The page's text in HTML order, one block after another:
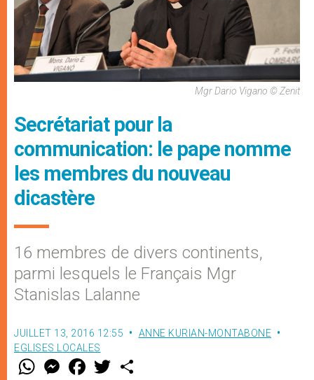
Mgr Dario Vigano © Zenit
Secrétariat pour la
communication: le pape nomme
les membres du nouveau
dicastère
16 membres de divers continents,
parmi lesquels le Français Mgr
Stanislas Lalanne
JUILLET 13, 2016 12:55
ANNE KURIAN-MONTABONE
EGLISES LOCALES
W M
e
F
a w